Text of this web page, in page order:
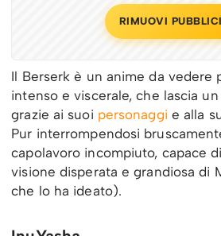
RIMUOVI
Il Berserk è un anime da vedere
intenso e viscerale, che lascia
grazie ai suoi personaggi e alla
Pur interrompendosi
capolavoro incompiuto, capace
visione disperata e grandiosa di
che lo ha ideato).